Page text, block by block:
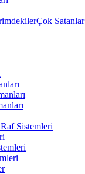
Çok Satanlar
Sistemleri